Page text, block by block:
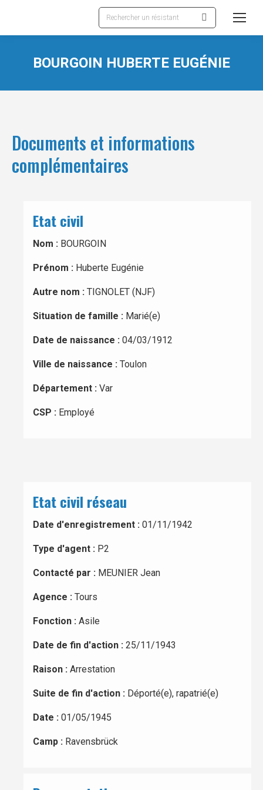
Recherche
:
BOURGOIN HUBERTE EUGÉNIE
Documents et informations
complémentaires
Etat civil
Nom : BOURGOIN
Prénom : Huberte Eugénie
Autre nom : TIGNOLET (NJF)
Situation de famille : Marié(e)
Date de naissance : 04/03/1912
Ville de naissance : Toulon
Département : Var
CSP : Employé
Etat civil réseau
Date d'enregistrement : 01/11/1942
Type d'agent : P2
Contacté par : MEUNIER Jean
Agence : Tours
Fonction : Asile
Date de fin d'action : 25/11/1943
Raison : Arrestation
Suite de fin d'action : Déporté(e), rapatrié(e)
Date : 01/05/1945
Camp : Ravensbrück